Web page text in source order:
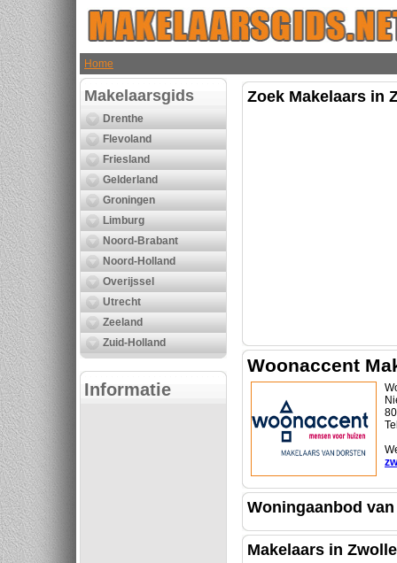
Home
Makelaarsgids
Drenthe
Flevoland
Friesland
Gelderland
Groningen
Limburg
Noord-Brabant
Noord-Holland
Overijssel
Utrecht
Zeeland
Zuid-Holland
Informatie
Zoek Makelaars in
Woonaccent
Woningaanbod
Makelaars in Zwolle